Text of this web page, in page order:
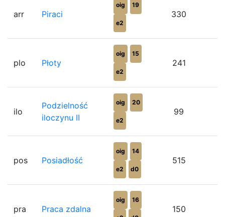
arr Piraci
oig 19
e2
330
plo Płoty
oig 15
e2
241
ilo
Podzielność
iloczynu II
oig 20
e2
99
pos Posiadłość
oig 14
e2 d0
515
pra Praca zdalna
oig 16
150